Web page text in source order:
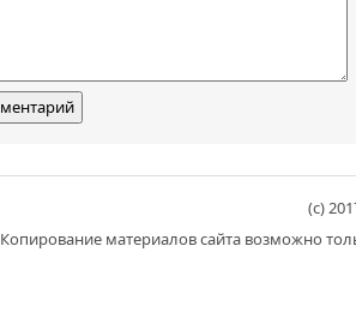
(c)
Копирование материалов сайта возможно